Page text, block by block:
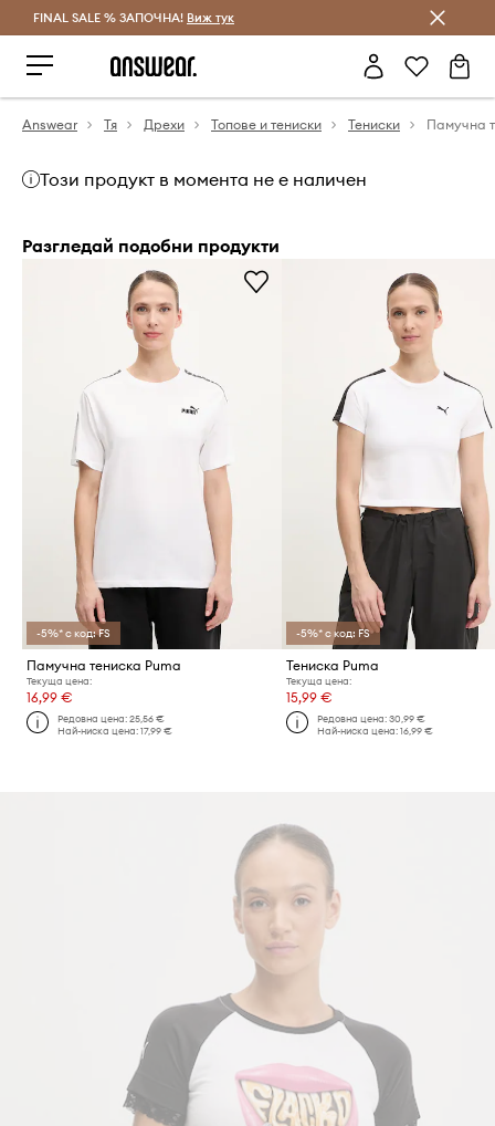
Спестявай с Answear Club
FINAL SALE % ЗАПОЧНА! Виж тук
Answear Тя Дрехи Топове и тениски Тениски
Този продукт в момента не е наличен
Разгледай подобни продукти
-5%* с код: FS
Памучна тениска Puma
Текуща цена:
16,99 €
Редовна цена:25,56 €
Най-ниска цена:17,99 €
-5%* с код: FS
Тениска Puma
Текуща цена:
15,99 €
Редовна цена: 30,99 €
Най-ниска цена: 16,99 €